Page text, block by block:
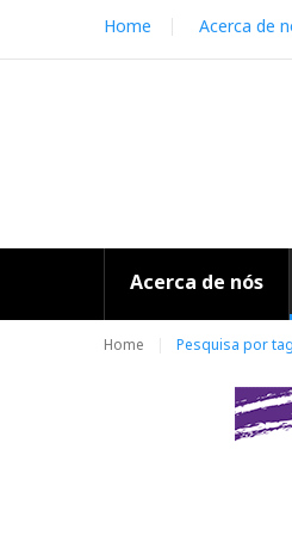
i
Home Acerca de
Acerca de nós
Home Pesquisa por